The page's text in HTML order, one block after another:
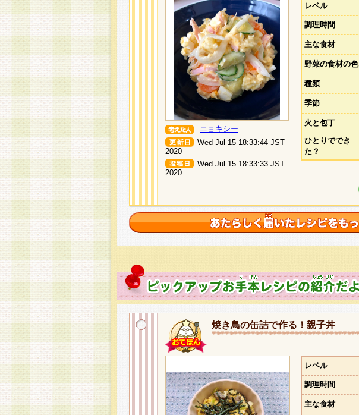
ニョキシー
Wed Jul 15 18:33:44 JST
2020
Wed Jul 15 18:33:33 JST
2020
レベル
調理時間
主な食材
野菜の食材の色
種類
季節
火と包丁
ひとりででき
た？
焼き鳥の缶詰で作る！親子丼
レベル
調理時間
主な食材